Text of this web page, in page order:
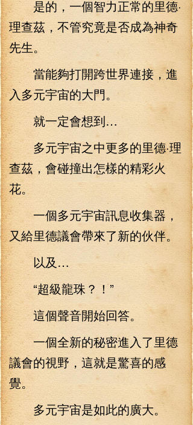
是的，一個智力正常的里德·
理查茲，不管究竟是否成為神奇
先生。
當能夠打開跨世界連接，進
入多元宇宙的大門。
就一定會想到…
多元宇宙之中更多的里德·理
查茲，會碰撞出怎樣的精彩火
花。
一個多元宇宙訊息收集器，
又給里德議會帶來了新的伙伴。
以及…
“超級龍珠？！”
這個聲音開始回答。
一個全新的秘密進入了里德
議會的視野，這就是驚喜的感
覺。
多元宇宙是如此的廣大。